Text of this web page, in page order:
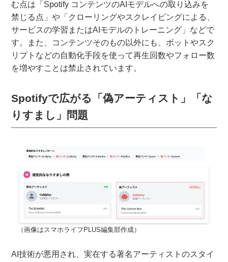
む点は「Spotify コンテンツのAIモデルへの取り込みを
禁じる点」や「クローリングやスクレイピングによる、
サービスの学習またはAIモデルのトレーニング」などで
す。また、コンテンツそのもの以外にも、ボットやスク
リプトなどの自動化手段を使って再生回数やフォロー数
を増やすことは禁止されています。
Spotifyで広がる「偽アーティスト」「な
りすまし」問題
（画像はスマホライフPLUS編集部作成）
AI技術が悪用され、実在する著名アーティストのスタイ